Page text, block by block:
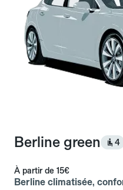
Berline green 4
À partir de 15€
Berline climatisée,